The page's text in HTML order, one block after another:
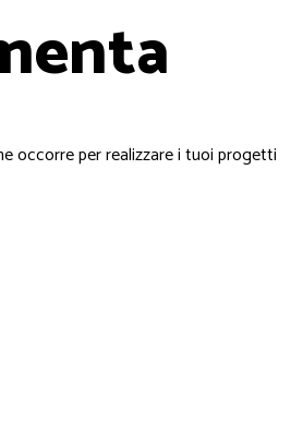
occorre per realizzare i tuoi progetti